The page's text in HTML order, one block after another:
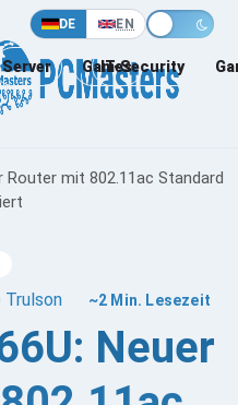
DE EN
Server Games
IT-Security
Router mit 802.11ac Standard
Trulson ~2 Min. Lesezeit
Neuer